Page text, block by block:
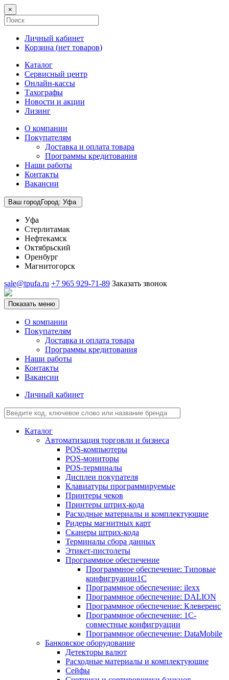
×
Личный кабинет
Корзина (нет товаров)
Каталог
Сервисный центр
Онлайн-кассы
Тахографы
Новости и акции
Лизинг
О компании
Покупателям
Доставка и оплата товара
Программы кредитования
Наши работы
Контакты
Вакансии
Ваш городГород: Уфа
Уфа
Стерлитамак
Нефтекамск
Октябрьский
Оренбург
Магнитогорск
sale@tpufa.ru +7 965 929-71-89 Заказать звонок
Показать меню
О компании
Покупателям
Доставка и оплата товара
Программы кредитования
Наши работы
Контакты
Вакансии
Личный кабинет
Каталог
Автоматизация торговли и бизнеса
POS-компьютеры
POS-мониторы
POS-терминалы
Дисплеи покупателя
Клавиатуры программируемые
Принтеры чеков
Принтеры штрих-кода
Расходные материалы и комплектующие
Ридеры магнитных карт
Сканеры штрих-кода
Терминалы сбора данных
Этикет-пистолеты
Программное обеспечение
Программное обеспечение: Типовые
конфигруации1С
Программное обеспечение: ilexx
Программное обеспечение: DALION
Программное обеспечение: Клеверенс
Программное обеспечение: 1С-
совместные конфигруации
Программное обеспечение: DataMobile
Банковское оборудование
Детекторы валют
Расходные материалы и комплектующие
Сейфы